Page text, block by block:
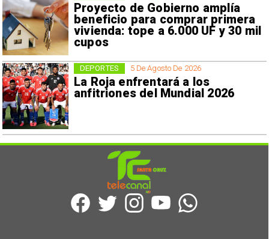
Proyecto de Gobierno amplía
beneficio para comprar primera
vivienda: tope a 6.000 UF y 30 mil
cupos
5 De Agosto De 2026
La Roja enfrentará a los
anfitriones del Mundial 2026
DEPORTES